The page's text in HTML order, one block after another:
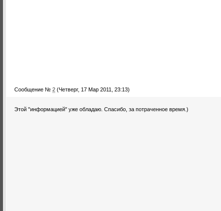
Сообщение № 2 (Четверг, 17 Мар 2011, 23:13)
Этой "информацией" уже обладаю. Спасибо, за потраченное время.)